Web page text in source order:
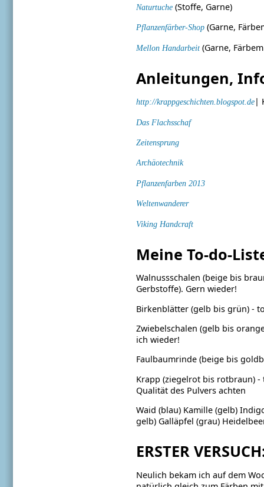
Naturtuche(Stoffe, Garne)
Pflanzenfärber-Shop(Garne,
Mellon Handarbeit(Garne,
Anleitungen,
http://krappgeschichten.blogspot.de|
Das Flachsschaf
Zeitensprung
Archäotechnik
Pflanzenfarben 2013
Weltenwanderer
Viking Handcraft
Meine To-do-
Walnussschalen (beige bis
Gerbstoffe). Gern wieder!
Birkenblätter (gelb bis grün) -
Zwiebelschalen (gelb bis
ich wieder!
Faulbaumrinde (beige bis
Krapp (ziegelrot bis rotbraun)
Qualität des Pulvers achten
Waid (blau) Kamille (gelb)
gelb) Galläpfel (grau)
ERSTER
Neulich bekam ich auf dem